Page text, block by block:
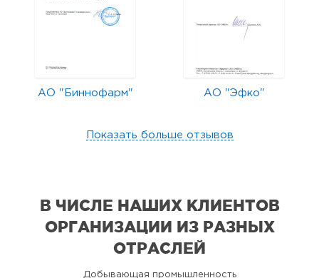
АО "Биннофарм" АО "Эфко"
Показать больше отзывов
В ЧИСЛЕ НАШИХ КЛИЕНТОВ
ОРГАНИЗАЦИИ ИЗ РАЗНЫХ
ОТРАСЛЕЙ
Добывающая промышленность